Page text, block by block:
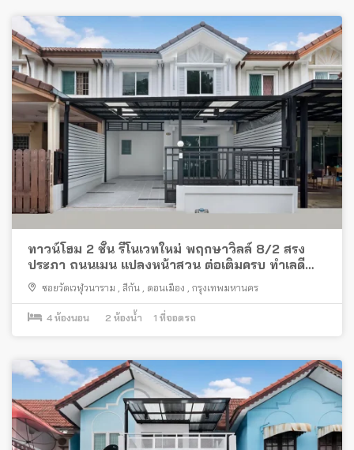
ทาวน์โฮม 2 ชั้น รีโนเวทใหม่ พฤกษาวิลล์ 8/2 สรง
ประภา ถนนเมน แปลงหน้าสวน ต่อเติมครบ ทำเลดี
พร้อมอยู่
ซอยวัดเวฬุวนาราม สีกัน ดอนเมือง กรุงเทพมหานคร
4 ห้องนอน 2 ห้องน้ำ 1 ที่จอดรถ